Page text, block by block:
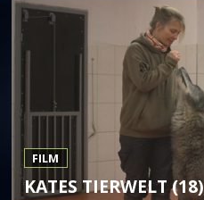
FILM
KATES TIERWELT (18)